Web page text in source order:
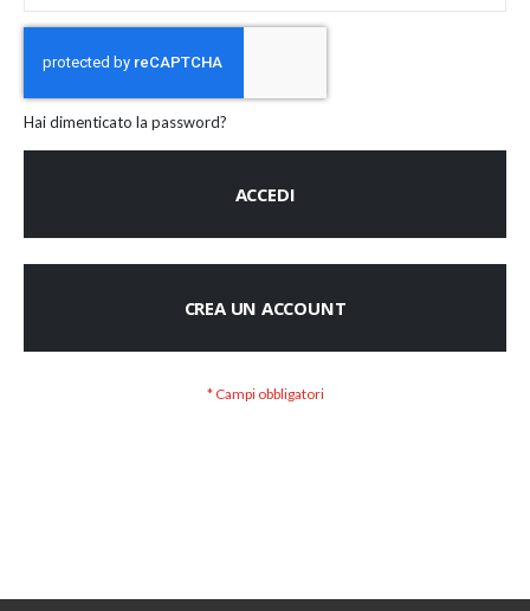
Hai dimenticato la password?
ACCEDI
CREA UN ACCOUNT